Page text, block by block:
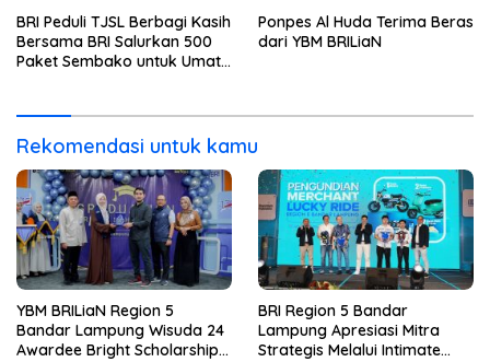
BRI Peduli TJSL Berbagi Kasih
Bersama BRI Salurkan 500
Paket Sembako untuk Umat
Ponpes Al Huda Terima Beras
dari YBM BRILiaN
Rekomendasi untuk kamu
YBM BRILiaN Region 5
Bandar Lampung Wisuda 24
Awardee Bright Scholarship
BRI Region 5 Bandar
Lampung Apresiasi Mitra
Strategis Melalui Intimate